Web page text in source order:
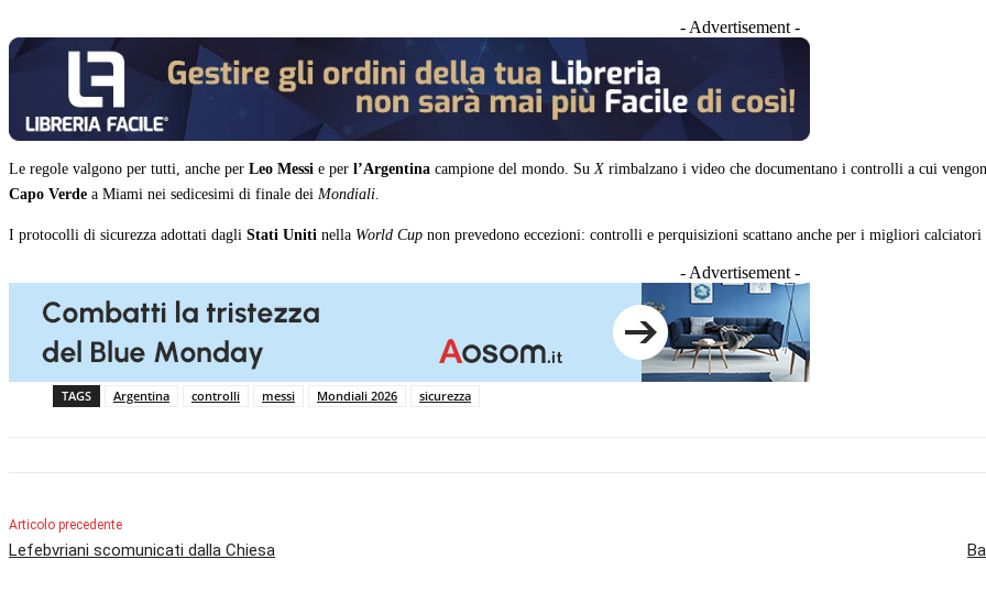
- Advertisement -
Le regole valgono per tutti, anche per Leo Messi e per l’Argentina campione del mondo. SuX rimbalzano i video che documentano i controlli a cui
Capo Verde a Miami nei sedicesimi di finale dei Mondiali.
I protocolli di sicurezza adottati dagli Stati Uniti nella World Cup non prevedono eccezioni: controlli e perquisizioni scattano anche per i migliori calciatori
- Advertisement -
TAGS Argentina controlli messi Mondiali 2026 sicurezza
Articolo precedente
Lefebvriani scomunicati dalla Chiesa